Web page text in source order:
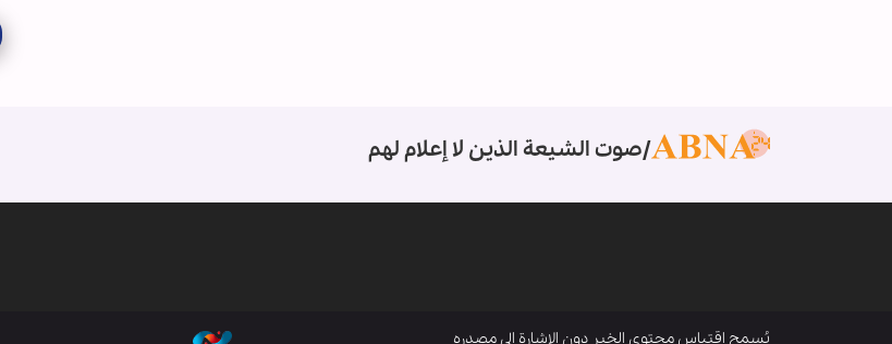
صوت الشيعة الذين لا إعلام لهم
يُسمح اقتباس محتوى الخبر دون الإشارة إلى مصدره